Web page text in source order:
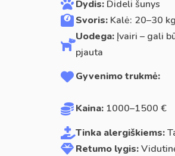
Dydis: Dideli šunys
Svoris: Kalė: 20–30
Uodega:Įvairi – gali
pjauta
Gyvenimo trukmė:
Kaina: 1000–1500 €
Tinka alergiškiems:
Retumo lygis: